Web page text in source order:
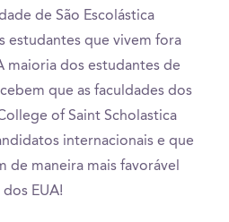
de São Escolástica
estudantes que vivem fora
maioria dos estudantes de
que as faculdades dos
of Saint Scholastica
internacionais e que
de maneira mais favorável
EUA!